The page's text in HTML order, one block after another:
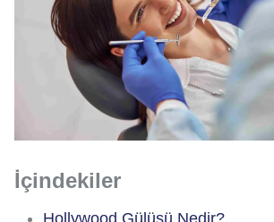
İçindekiler
Hollywood Gülüşü Nedir?